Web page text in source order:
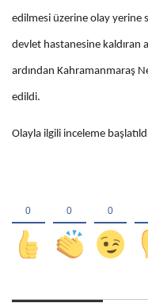
edilmesi üzerine olay yerine
devlet hastanesine kaldıran
ardından Kahramanmaraş
edildi.
Olayla ilgili inceleme